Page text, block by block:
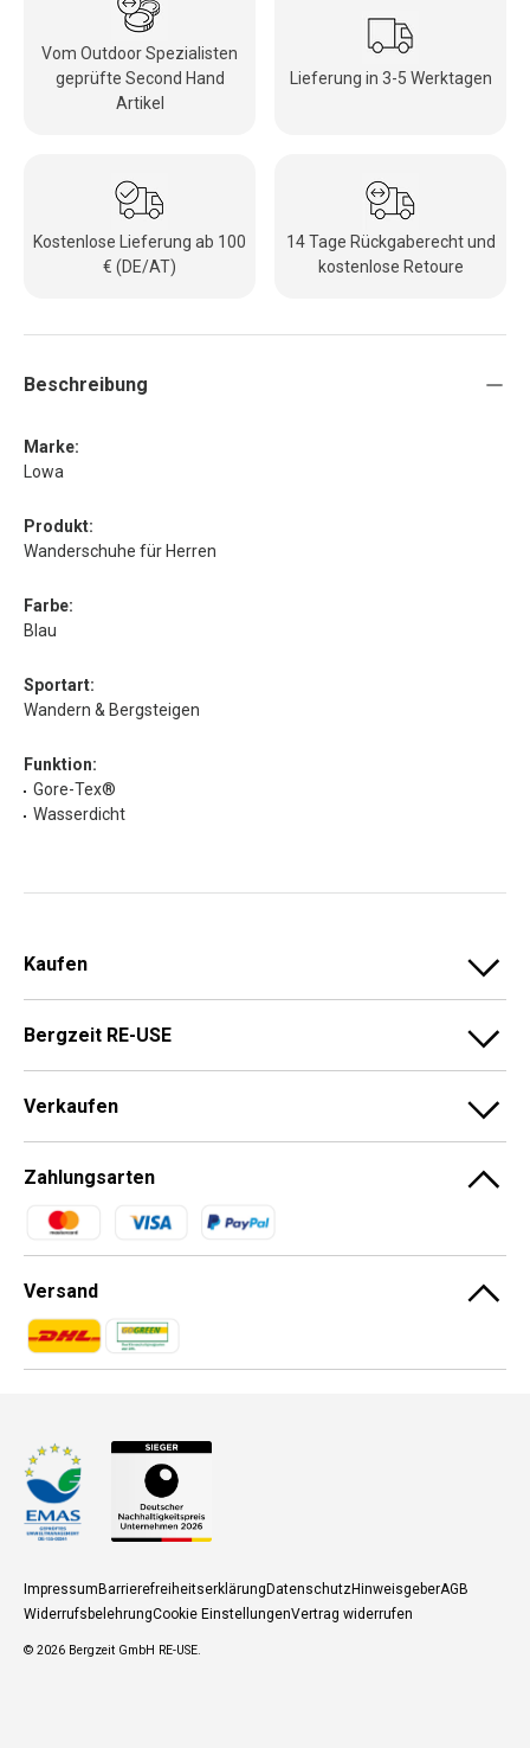
Vom Outdoor Spezialisten
geprüfte Second Hand
Artikel
Lieferung in 3-5 Werktagen
Kostenlose Lieferung ab 100
€ (DE/AT)
14 Tage Rückgaberecht und
kostenlose Retoure
Beschreibung
Marke:
Lowa
Produkt:
Wanderschuhe für Herren
Farbe:
Blau
Sportart:
Wandern & Bergsteigen
Funktion:
Gore-Tex®
Wasserdicht
Kaufen
Bergzeit RE-USE
Verkaufen
Zahlungsarten
Zahlungsmethoden
Versand
Zahlungsmethoden
Zahlungsmethoden
ImpressumBarrierefreiheitserklärungDatenschutzHinweisgeberAGB
WiderrufsbelehrungCookie EinstellungenVertrag widerrufen
© 2026 Bergzeit GmbH RE-USE.